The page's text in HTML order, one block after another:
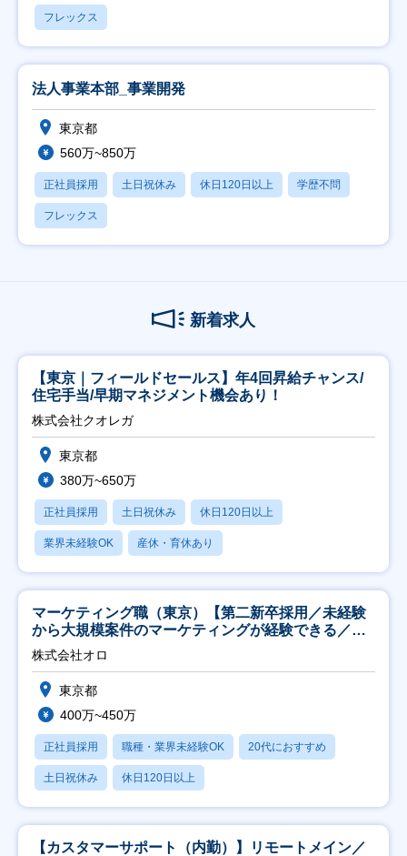
フレックス
法人事業本部_事業開発
東京都
560万~850万
正社員採用 土日祝休み 休日120日以上 学歴不問
フレックス
新着求人
【東京｜フィールドセールス】年4回昇給チャンス/
住宅手当/早期マネジメント機会あり！
株式会社クオレガ
東京都
380万~650万
正社員採用 土日祝休み 休日120日以上
業界未経験OK 産休・育休あり
マーケティング職（東京）【第二新卒採用／未経験
から大規模案件のマーケティングが経験できる／研
修充実】
株式会社オロ
東京都
400万~450万
正社員採用 職種・業界未経験OK 20代におすすめ
土日祝休み 休日120日以上
【カスタマーサポート（内勤）】リモートメイン／